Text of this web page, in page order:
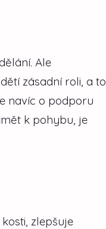
Ale
zásadní roli, a to
navíc o podporu
k pohybu, je
zlepšuje